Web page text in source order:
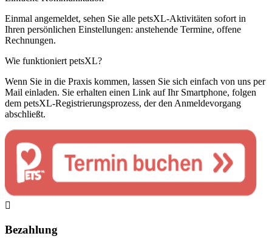
Einmal angemeldet, sehen Sie alle petsXL-Aktivitäten sofort in
Ihren persönlichen Einstellungen: anstehende Termine, offene
Rechnungen.
Wie funktioniert petsXL?
Wenn Sie in die Praxis kommen, lassen Sie sich einfach von uns per
Mail einladen. Sie erhalten einen Link auf Ihr Smartphone, folgen
dem petsXL-Registrierungsprozess, der den Anmeldevorgang
abschließt.

Bezahlung